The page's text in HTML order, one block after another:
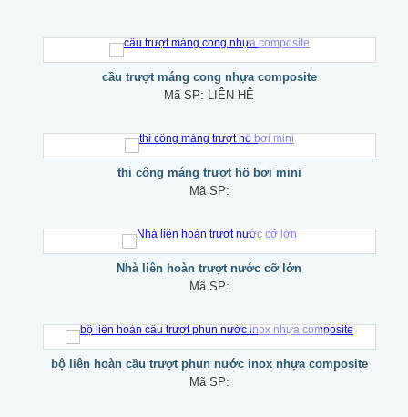
cầu trượt máng cong nhựa composite
Mã SP: LIÊN HỆ
thi công máng trượt hồ bơi mini
Mã SP:
Nhà liên hoàn trượt nước cỡ lớn
Mã SP:
bộ liên hoàn cầu trượt phun nước inox nhựa composite
Mã SP: